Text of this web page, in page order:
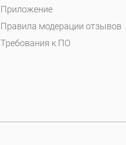
Приложение
Правила модерации отзывов
Требования к ПО